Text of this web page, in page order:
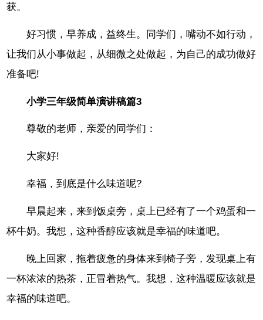
获。
好习惯，早养成，益终生。同学们，嘴动不如行动，
让我们从小事做起，从细微之处做起，为自己的成功做好
准备吧!
小学三年级简单演讲稿篇3
尊敬的老师，亲爱的同学们：
大家好!
幸福，到底是什么味道呢?
早晨起来，来到饭桌旁，桌上已经有了一个鸡蛋和一
杯牛奶。我想，这种香醇应该就是幸福的味道吧。
晚上回家，拖着疲惫的身体来到椅子旁，发现桌上有
一杯浓浓的热茶，正冒着热气。我想，这种温暖应该就是
幸福的味道吧。